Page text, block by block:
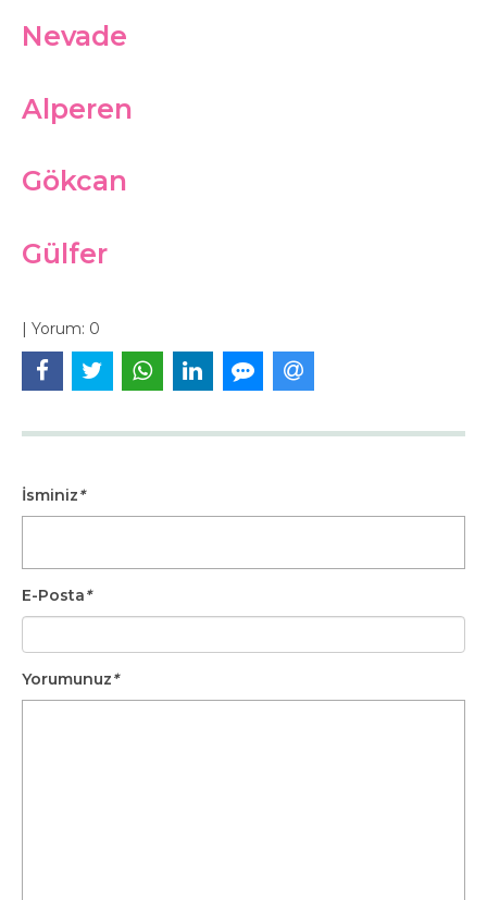
Nevade
Alperen
Gökcan
Gülfer
| Yorum: 0
İsminiz*
E-Posta*
Yorumunuz*